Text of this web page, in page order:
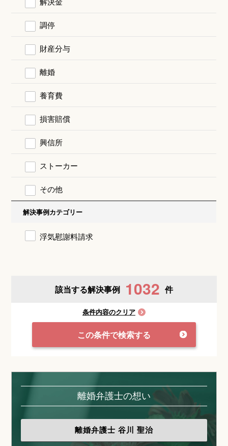
調停
財産分与
離婚
養育費
損害賠償
興信所
ストーカー
その他
解決事例カテゴリー
浮気慰謝料請求
該当する解決事例 1032 件
条件内容のクリア
この条件で検索する
離婚弁護士の想い
離婚弁護士 谷川 聖治